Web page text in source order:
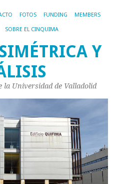
FOTOS FUNDING MEMBERS
SOBRE EL CINQUIMA
Y
la Universidad de Valladolid